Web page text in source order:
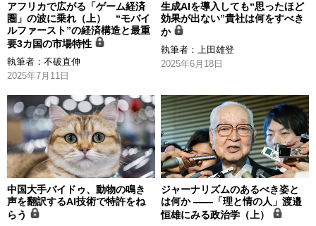
アフリカで広がる「ゲーム経済
圏」の波に乗れ（上） “モバイ
ルファースト”の経済構造と最重
要3カ国の市場特性
執筆者： 不破直伸
2025年7月11日
生成AIを導入しても“思ったほど
効果が出ない”貴社は何をすべき
か
執筆者：
上田雄登
2025年6月18日
中国大手バイドゥ、動物の鳴き
声を翻訳するAI技術で特許をね
らう
ジャーナリズムのあるべき姿と
は何か ――「理と情の人」渡邉
恒雄にみる政治学（上）